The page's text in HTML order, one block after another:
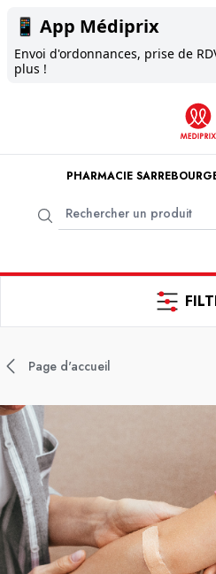
📱 App Médiprix
Envoi d'ordonnances, prise de
plus !
PHARMACIE
Page d'accueil